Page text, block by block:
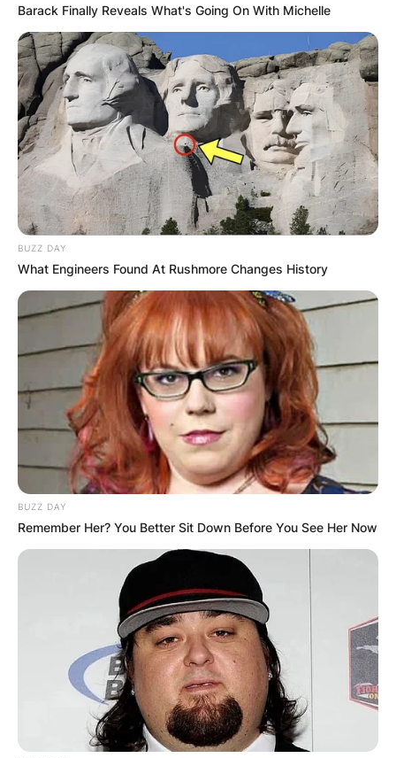
Barack Finally Reveals What's Going On With Michelle
BUZZ DAY
What Engineers Found At Rushmore Changes History
BUZZ DAY
Remember Her? You Better Sit Down Before You See Her Now